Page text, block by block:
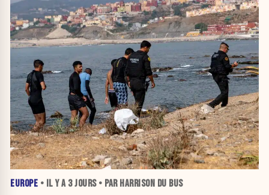
EUROPE • IL Y A 3 JOURS• PAR HARRISON DU BUS